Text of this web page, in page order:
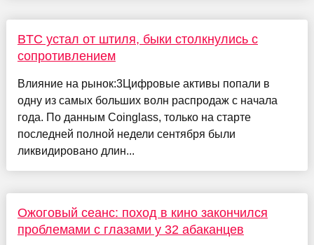
BTC устал от штиля, быки столкнулись с
сопротивлением
Влияние на рынок:3Цифровые активы попали в
одну из самых больших волн распродаж с начала
года. По данным Coinglass, только на старте
последней полной недели сентября были
ликвидировано длин...
Ожоговый сеанс: поход в кино закончился
проблемами с глазами у 32 абаканцев